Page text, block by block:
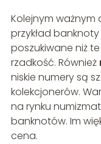
Kolejnym ważnym
przykład banknoty
poszukiwane niż
rzadkość. Również
niskie numery są
kolekcjonerów.
na rynku
banknotów. Im
cena.